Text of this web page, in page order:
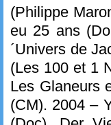
(Philippe
eu 25 ans
´Univers de
(Les 100 et 1
Les Glaneurs
(CM). 2004 –